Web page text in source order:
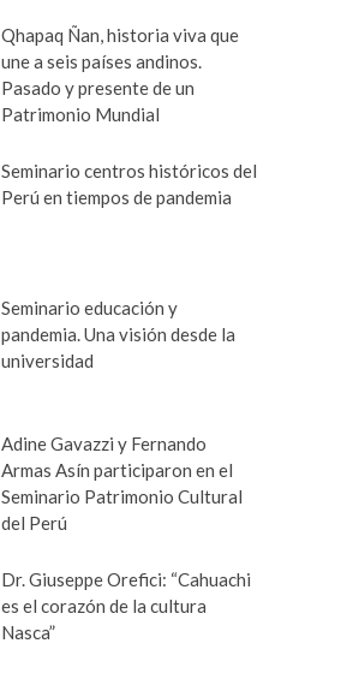
Qhapaq Ñan, historia viva que
une a seis países andinos.
Pasado y presente de un
Patrimonio Mundial
Seminario centros históricos del
Perú en tiempos de pandemia
Seminario educación y
pandemia. Una visión desde la
universidad
Adine Gavazzi y Fernando
Armas Asín participaron en el
Seminario Patrimonio Cultural
del Perú
Dr. Giuseppe Orefici: “Cahuachi
es el corazón de la cultura
Nasca”